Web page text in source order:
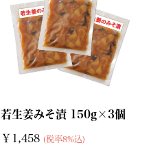
若生姜みそ漬 150g×3個
￥1,458 (税率8%込)